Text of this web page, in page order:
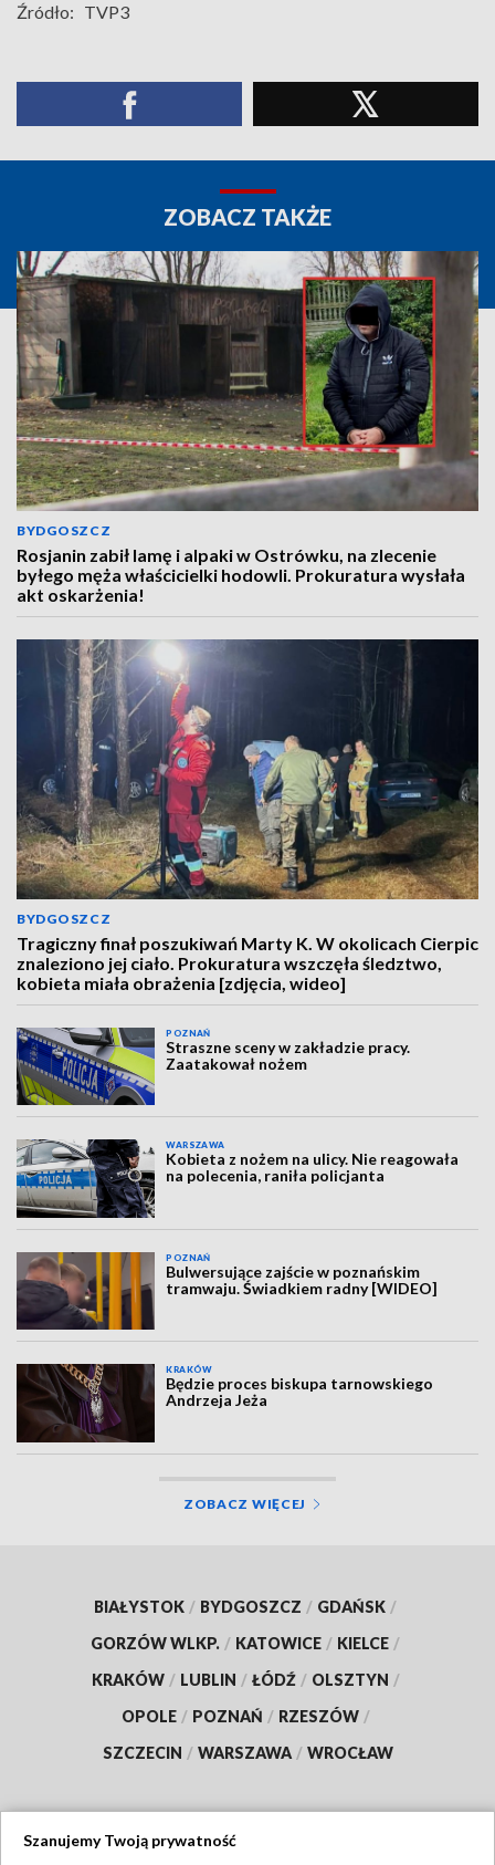
Źródło: TVP3
ZOBACZ TAKŻE
BYDGOSZCZ
Rosjanin zabił lamę i alpaki w Ostrówku, na zlecenie
byłego męża właścicielki hodowli. Prokuratura wysłała
akt oskarżenia!
BYDGOSZCZ
Tragiczny finał poszukiwań Marty K. W okolicach Cierpic
znaleziono jej ciało. Prokuratura wszczęła śledztwo,
kobieta miała obrażenia [zdjęcia, wideo]
POZNAŃ
Straszne sceny w zakładzie pracy.
Zaatakował nożem
WARSZAWA
Kobieta z nożem na ulicy. Nie reagowała
na polecenia, raniła policjanta
POZNAŃ
Bulwersujące zajście w poznańskim
tramwaju. Świadkiem radny [WIDEO]
KRAKÓW
Będzie proces biskupa tarnowskiego
Andrzeja Jeża
ZOBACZ WIĘCEJ
BIAŁYSTOK / BYDGOSZCZ / GDAŃSK /
GORZÓW WLKP. / KATOWICE / KIELCE /
KRAKÓW / LUBLIN / ŁÓDŹ / OLSZTYN /
OPOLE / POZNAŃ / RZESZÓW /
SZCZECIN / WARSZAWA / WROCŁAW
Szanujemy Twoją prywatność